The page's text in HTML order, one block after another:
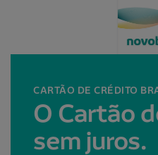
CARTÃO DE CRÉDITO
O Cartão
sem juros.